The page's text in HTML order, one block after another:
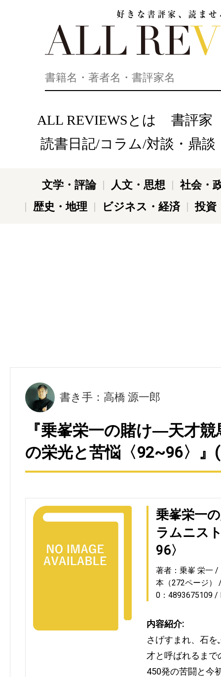
ALL REVIEWSとは
書評家
読書日記/コラム/対談・鼎談
文学・評論 人文・思想
社会・
歴史・地理
ビジネス・経済 投資
書き手：高橋 源一郎
『乗峯栄一の賭け―天才
の栄光と苦悩〈92~96〉』
乗峯栄一
ラムニス
96〉
著者：乗峯 栄一
本（272ページ）
0：4893675109
内容紹介:
さげすまれ、石
才と呼ばれるま
450発の苦闘と今